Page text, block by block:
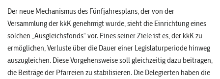
Der neue Mechanismus des Fünfjahresplans, der von der
Versammlung der kkK genehmigt wurde, sieht die Einrichtung eines
solchen „Ausgleichsfonds“ vor. Eines seiner Ziele ist es, der kkK zu
ermöglichen, Verluste über die Dauer einer Legislaturperiode hinweg
auszugleichen. Diese Vorgehensweise soll gleichzeitig dazu beitragen,
die Beiträge der Pfarreien zu stabilisieren. Die Delegierten haben die